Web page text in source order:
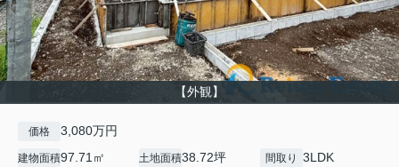
【外観】
価格 3,080万円
建物面積97.71㎡ 土地面積38.72坪
間取り 3LDK